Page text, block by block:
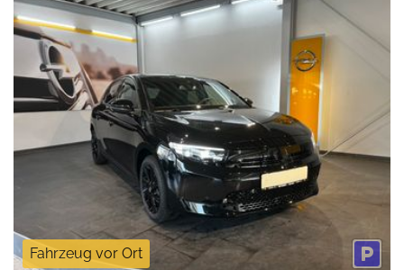
Fahrzeug vor Ort